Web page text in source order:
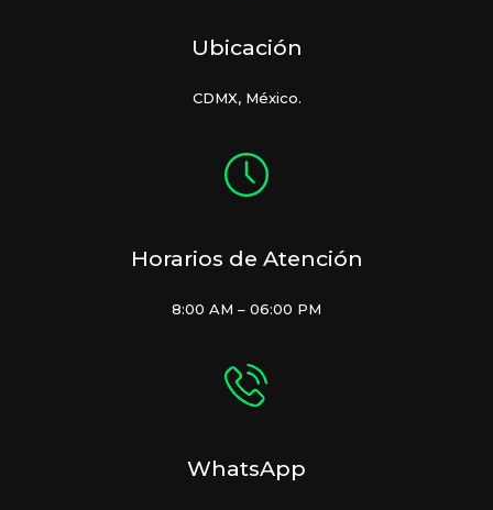
Ubicación
CDMX, México.
Horarios de Atención
8:00 AM – 06:00 PM
WhatsApp